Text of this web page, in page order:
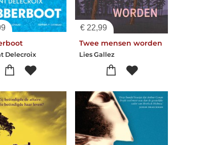
Delecroix
€ 22,99
Twee mensen worden
Lies Gallez